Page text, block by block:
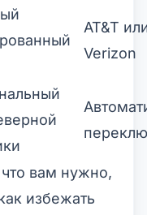
AT&T
Verizon
вам нужно,
избежать